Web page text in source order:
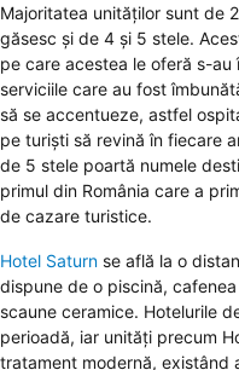
Majoritatea unităților sunt de
găsesc și de 4 și 5 stele.
pe care acestea le oferă s-
serviciile care au fost
să se accentueze, astfel
pe turiști să revină în fiecare
de 5 stele poartă numele
primul din România care a
de cazare turistice.
Hotel Saturn se află la o
dispune de o piscină,
scaune ceramice. Hotelurile
perioadă, iar unități precum
tratament modernă, existând